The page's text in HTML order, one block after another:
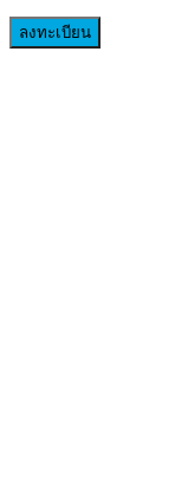
ลงทะเบียน